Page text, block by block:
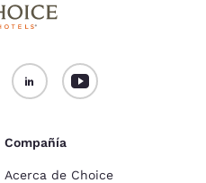
Compañía
Acerca de Choice